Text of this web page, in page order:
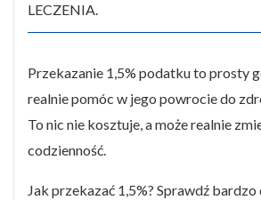
LECZENIA.
Przekazanie 1,5% podatku to prosty
realnie pomóc w jego powrocie do
To nic nie kosztuje, a może realnie
codzienność.
Jak przekazać 1,5%? Sprawdź